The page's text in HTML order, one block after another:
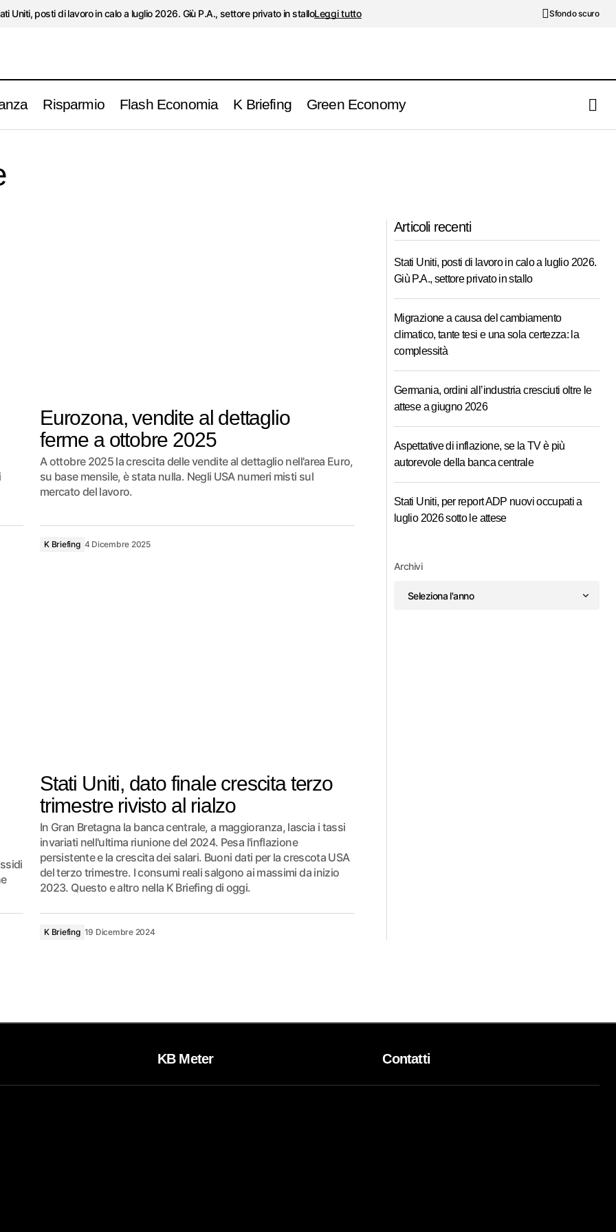
Uniti, posti di lavoro in calo a luglio 2026. Giù P.A., settore privato in stalloLeggi tutto Sfondo scuro
Risparmio Flash Economia K Briefing Green Economy
Eurozona, vendite al dettaglio
ferme a ottobre 2025
A ottobre 2025 la crescita delle vendite al dettaglio nell'area Euro,
su base mensile, è stata nulla. Negli USA numeri misti sul
mercato del lavoro.
K Briefing 4 Dicembre 2025
Stati Uniti, dato finale crescita terzo
trimestre rivisto al rialzo
In Gran Bretagna la banca centrale, a maggioranza, lascia i tassi
invariati nell'ultima riunione del 2024. Pesa l'inflazione
persistente e la crescita dei salari. Buoni dati per la crescota USA
del terzo trimestre. I consumi reali salgono ai massimi da inizio
2023. Questo e altro nella K Briefing di oggi.
K Briefing 19 Dicembre 2024
Articoli recenti
Stati Uniti, posti di lavoro in calo a luglio 2026.
Giù P.A., settore privato in stallo
Migrazione a causa del cambiamento
climatico, tante tesi e una sola certezza: la
complessità
Germania, ordini all’industria cresciuti oltre le
attese a giugno 2026
Aspettative di inflazione, se la TV è più
autorevole della banca centrale
Stati Uniti, per report ADP nuovi occupati a
luglio 2026 sotto le attese
Archivi
KB Meter Contatti